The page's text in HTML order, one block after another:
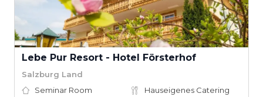
Lebe Pur Resort - Hotel Försterhof
Salzburg Land
Seminar Room
Hauseigenes Catering